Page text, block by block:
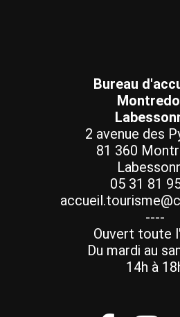
Bureau
2 avenue des
81 360
05 31 81
----
Ouvert toute
Du mardi au
14h à